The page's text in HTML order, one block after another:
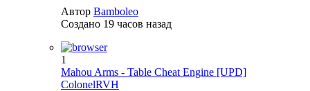
Автор Bamboleo
Создано 19 часов назад
1
Mahou Arms - Table Cheat Engine [UPD]
ColonelRVH